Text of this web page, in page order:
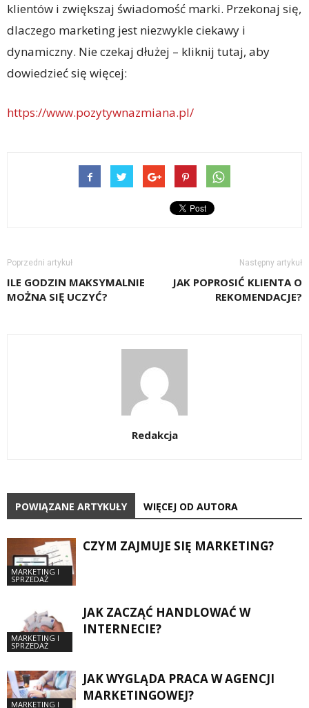
klientów i zwiększaj świadomość marki. Przekonaj się,
dlaczego marketing jest niezwykle ciekawy i
dynamiczny. Nie czekaj dłużej – kliknij tutaj, aby
dowiedzieć się więcej:
https://www.pozytywnazmiana.pl/
Poprzedni artykuł
ILE GODZIN MAKSYMALNIE
MOŻNA SIĘ UCZYĆ?
Następny artykuł
JAK POPROSIĆ KLIENTA O
REKOMENDACJE?
Redakcja
POWIĄZANE ARTYKUŁY WIĘCEJ OD AUTORA
MARKETING I
SPRZEDAŻ
CZYM ZAJMUJE SIĘ MARKETING?
MARKETING I
SPRZEDAŻ
JAK ZACZĄĆ HANDLOWAĆ W
INTERNECIE?
MARKETING I
JAK WYGLĄDA PRACA W AGENCJI
MARKETINGOWEJ?